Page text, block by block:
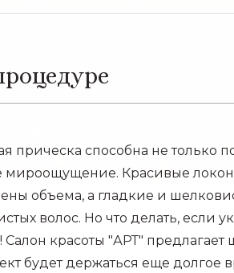
прическа способна не только
мироощущение. Красивые
объема, а гладкие и
волос. Но что делать, если
Салон красоты "АРТ"
будет держаться еще долгое